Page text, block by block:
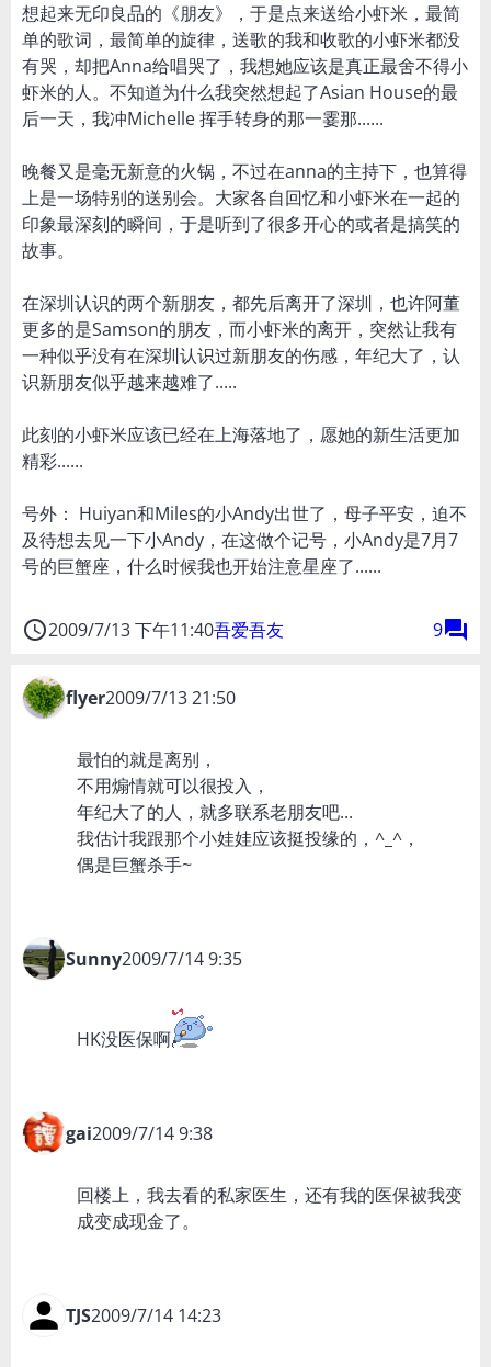
想起来无印良品的《朋友》，于是点来送给小虾米，最简
单的歌词，最简单的旋律，送歌的我和收歌的小虾米都没
有哭，却把Anna给唱哭了，我想她应该是真正最舍不得小
虾米的人。不知道为什么我突然想起了Asian House的最
后一天，我冲Michelle 挥手转身的那一霎那......
晚餐又是毫无新意的火锅，不过在anna的主持下，也算得
上是一场特别的送别会。大家各自回忆和小虾米在一起的
印象最深刻的瞬间，于是听到了很多开心的或者是搞笑的
故事。
在深圳认识的两个新朋友，都先后离开了深圳，也许阿董
更多的是Samson的朋友，而小虾米的离开，突然让我有
一种似乎没有在深圳认识过新朋友的伤感，年纪大了，认
识新朋友似乎越来越难了.....
此刻的小虾米应该已经在上海落地了，愿她的新生活更加
精彩......
号外： Huiyan和Miles的小Andy出世了，母子平安，迫不
及待想去见一下小Andy，在这做个记号，小Andy是7月7
号的巨蟹座，什么时候我也开始注意星座了......
access_time2009/7/13 下午11:40吾爱吾友 9forum
flyer2009/7/13 21:50
最怕的就是离别，
不用煽情就可以很投入，
年纪大了的人，就多联系老朋友吧...
我估计我跟那个小娃娃应该挺投缘的，^_^，
偶是巨蟹杀手~
Sunny2009/7/14 9:35
HK没医保啊
gai2009/7/14 9:38
回楼上，我去看的私家医生，还有我的医保被我变
成变成现金了。
TJS2009/7/14 14:23